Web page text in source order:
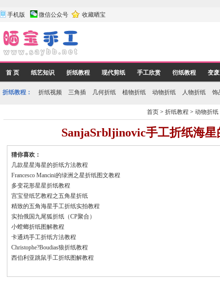
手机版 微信公众号 收藏晒宝
首 页 纸艺知识 折纸教程 现代剪纸 手工欣赏 衍纸教程 变
折纸教程： 折纸视频 三角插 几何折纸 植物折纸 动物折纸 人物折纸 饰
首页 >折纸教程 >动物折纸
SanjaSrbljinovic手工折纸海星
猜你喜欢：
几款星星海星的折纸方法教程
Francesco Mancini的绿洲之星折纸图文教程
多变花形星星折纸教程
宫宝登纸艺教程之五角星折纸
精致的五角海星手工折纸实拍教程
实拍俄国九尾狐折纸（CP聚合）
小螳螂折纸图解教程
卡通鸡手工折纸方法教程
Christophe?Boudias狼折纸教程
西伯利亚跳鼠手工折纸图解教程